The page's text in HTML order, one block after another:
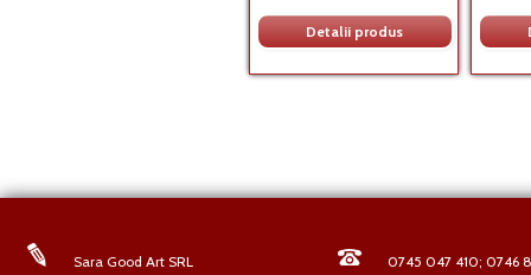
Detalii produs
Sara Good Art SRL 0745 047 410; 0746